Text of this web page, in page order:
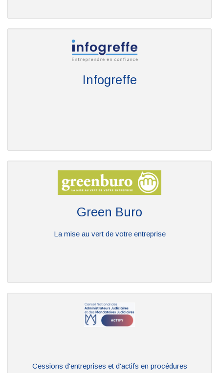
Infogreffe
Green Buro
La mise au vert de votre entreprise
Cessions d'entreprises et d'actifs en procédures